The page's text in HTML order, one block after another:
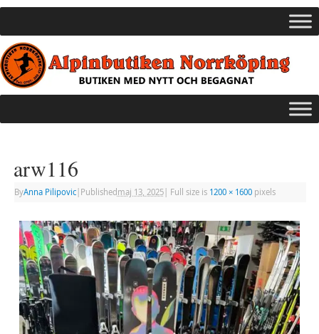
arw116
ByAnna Pilipovic| Published maj 13, 2025| Full size is 1200 × 1600pixels